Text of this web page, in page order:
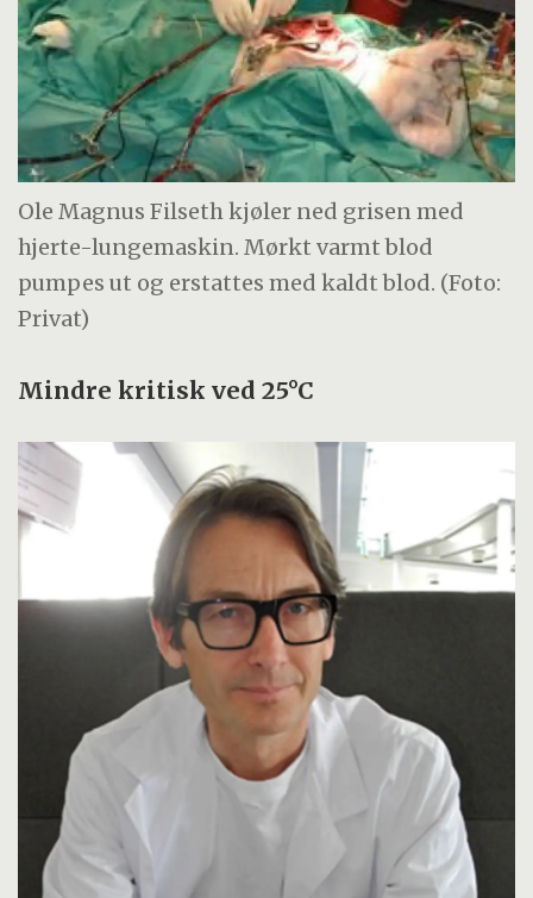
Ole Magnus Filseth kjøler ned grisen med
hjerte-lungemaskin. Mørkt varmt blod
pumpes ut og erstattes med kaldt blod. (Foto:
Privat)
Mindre kritisk ved 25°C